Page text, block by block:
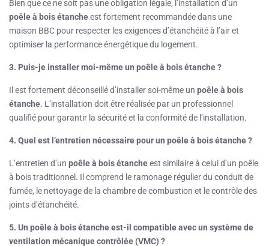
Bien que ce ne soit pas une obligation légale, l’installation d’un
poêle à bois étancheest fortement recommandée dans une
maison BBC pour respecter les exigences d’étanchéité à l’air et
optimiser la performance énergétique du logement.
3. Puis-je installer moi-même un poêle à bois étanche ?
Il est fortement déconseillé d’installer soi-même un poêle à bois
étanche. L’installation doit être réalisée par un professionnel
qualifié pour garantir la sécurité et la conformité de l’installation.
4. Quel est l’entretien nécessaire pour un poêle à bois étanche ?
L’entretien d’un poêle à bois étancheest similaire à celui d’un poêle
à bois traditionnel. Il comprend le ramonage régulier du conduit de
fumée, le nettoyage de la chambre de combustion et le contrôle des
joints d’étanchéité.
5. Un poêle à bois étanche est-il compatible avec un système de
ventilation mécanique contrôlée (VMC) ?